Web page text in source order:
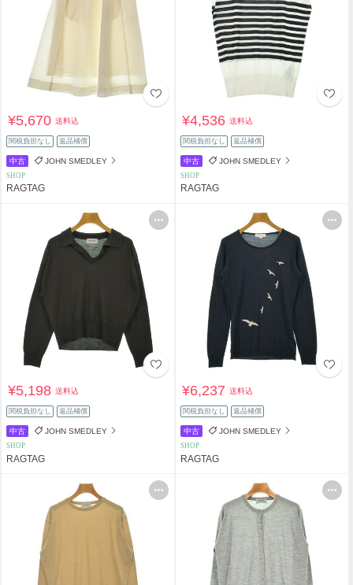
¥5,670送料込
関税負担なし 返品補償
中古 JOHN SMEDLEY
SHOP
RAGTAG
¥4,536送料込
関税負担なし 返品補償
中古 JOHN SMEDLEY
SHOP
RAGTAG
¥5,198送料込
関税負担なし 返品補償
中古 JOHN SMEDLEY
SHOP
RAGTAG
¥6,237送料込
関税負担なし 返品補償
中古 JOHN SMEDLEY
SHOP
RAGTAG